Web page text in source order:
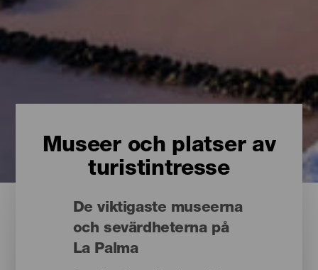
Museer och platser av
turistintresse
De viktigaste museerna
och sevärdheterna på
La Palma